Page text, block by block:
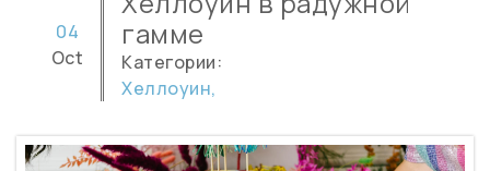
гамме
04
Oct
Категории:
Хеллоуин,